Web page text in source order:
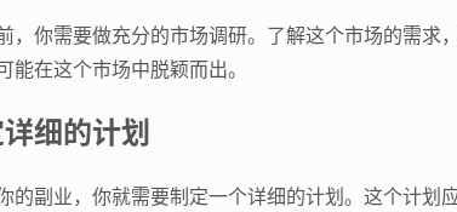
，你需要做充分的市场调研。了解这个市场的需求
能在这个市场中脱颖而出。
细的计划
的副业，你就需要制定一个详细的计划。这个计